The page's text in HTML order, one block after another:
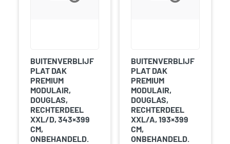
BUITENVERBLIJF
PLAT DAK
PREMIUM
MODULAIR,
DOUGLAS,
RECHTERDEEL
XXL/D, 343×399
CM,
ONBEHANDELD.
BUITENVERBLIJF
PLAT DAK
PREMIUM
MODULAIR,
DOUGLAS,
RECHTERDEEL
XXL/A, 193×399
CM,
ONBEHANDELD.